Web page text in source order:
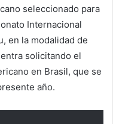
seleccionado para
Internacional
en la modalidad de
solicitando el
en Brasil, que se
año.